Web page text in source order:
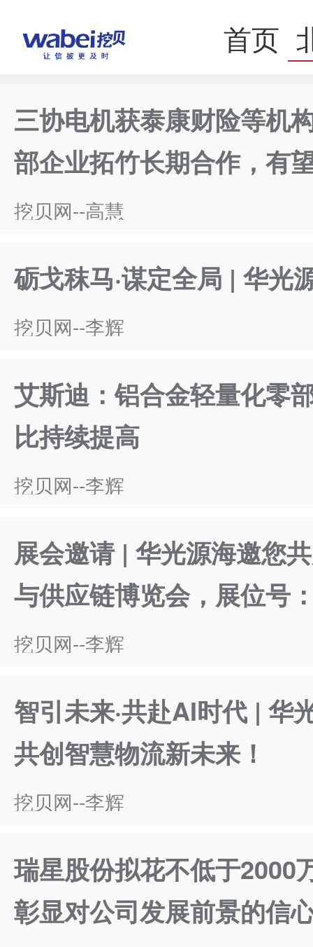
首页
三协电机获泰康财险等机
部企业拓竹长期合作，有
挖贝网--高慧
砺戈秣马·谋定全局 | 华光
挖贝网--李辉
艾斯迪：铝合金轻量化零
比持续提高
挖贝网--李辉
展会邀请 | 华光源海邀您
与供应链博览会，展位号
挖贝网--李辉
智引未来·共赴AI时代 | 华
共创智慧物流新未来！
挖贝网--李辉
瑞星股份拟花不低于2000
彰显对公司发展前景的信